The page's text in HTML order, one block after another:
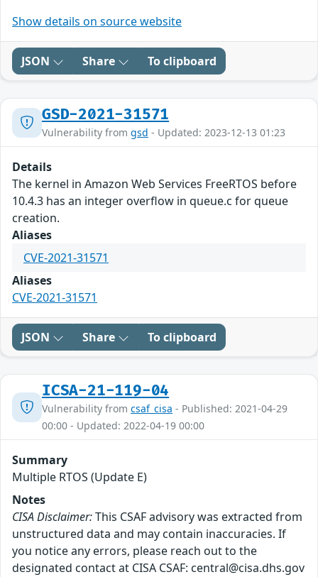
Show details on source website
JSON Share To clipboard
GSD-2021-31571
Vulnerability from gsd - Updated: 2023-12-13 01:23
Details
The kernel in Amazon Web Services FreeRTOS before
10.4.3 has an integer overflow in queue.c for queue
creation.
Aliases
CVE-2021-31571
Aliases
CVE-2021-31571
JSON Share To clipboard
ICSA-21-119-04
Vulnerability from csaf_cisa - Published: 2021-04-29
00:00 - Updated: 2022-04-19 00:00
Summary
Multiple RTOS (Update E)
Notes
CISA Disclaimer:This CSAF advisory was extracted from
unstructured data and may contain inaccuracies. If
you notice any errors, please reach out to the
designated contact at CISA CSAF: central@cisa.dhs.gov